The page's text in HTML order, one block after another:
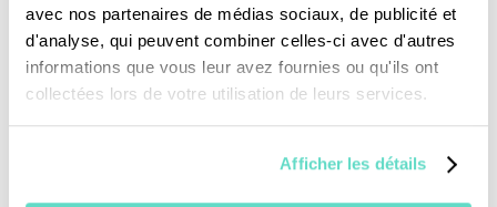
avec nos partenaires de médias sociaux, de publicité et
d'analyse, qui peuvent combiner celles-ci avec d'autres
informations que vous leur avez fournies ou qu'ils ont
collectées lors de votre utilisation de leurs services.
Afficher les détails
Je fais un don